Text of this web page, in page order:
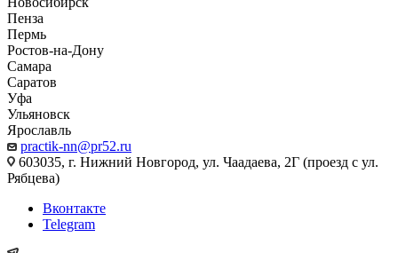
Пенза
Пермь
Ростов-на-Дону
Самара
Саратов
Уфа
Ульяновск
Ярославль
practik-nn@pr52.ru
603035, г. Нижний Новгород, ул. Чаадаева, 2Г (проезд с ул.
Рябцева)
Вконтакте
Telegram